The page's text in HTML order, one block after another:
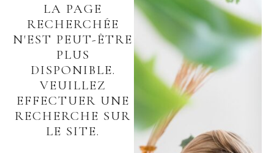
LA PAGE
RECHERCHÉE
N'EST PEUT-ÊTRE
PLUS
DISPONIBLE.
VEUILLEZ
EFFECTUER UNE
RECHERCHE SUR
LE SITE.